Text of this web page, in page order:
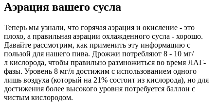
Аэрация вашего сусла
Теперь мы узнали, что горячая аэрация и окисление - это
плохо, а правильная аэрации охлажденного сусла - хорошо.
Давайте рассмотрим, как применить эту информацию с
пользой для нашего пива. Дрожжи потребляют 8 - 10 мг/
л кислорода, чтобы правильно размножиться во время ЛАГ-
фазы. Уровень 8 мг/л достижим с использованием одного
лишь воздуха (который на 21% состоит из кислорода), но для
достижения более высокого уровня потребуется баллон с
чистым кислородом.